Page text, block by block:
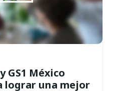
GS1 México
lograr una mejor